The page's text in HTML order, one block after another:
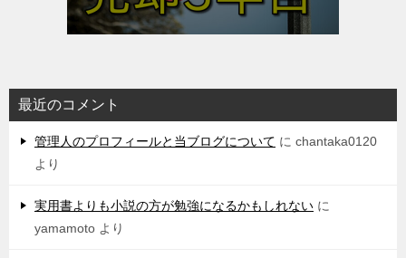
最近のコメント
管理人のプロフィールと当ブログについて に chantaka0120
より
実用書よりも小説の方が勉強になるかもしれない に
yamamoto より